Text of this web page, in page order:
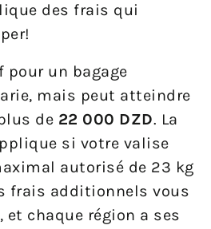
des frais qui
pour un bagage
mais peut atteindre
de 22 000 DZD. La
si votre valise
autorisé de 23 kg
frais additionnels vous
et chaque région a ses